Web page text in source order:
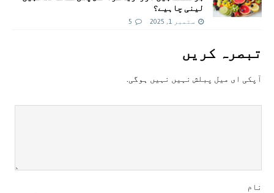
لینی چاہیے؟
ستمبر 1, 2025 5
تبصرہ کريں
آپکی ای ميل پبلش نہيں نہيں ہوگی.
نام